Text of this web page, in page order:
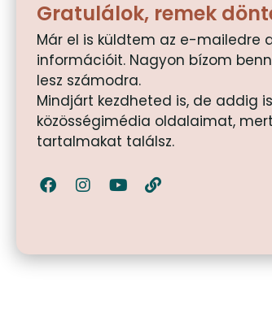
Gratulálok, remek
Már el is küldtem az e-mailedre
információit. Nagyon bízom
lesz számodra.
Mindjárt kezdheted is, de addig
közösségimédia oldalaimat,
tartalmakat találsz.
F
a
o
I
n
g
Y
o
b
L
i